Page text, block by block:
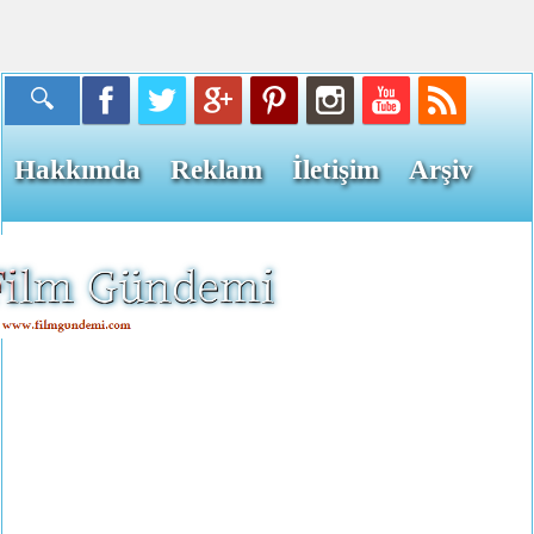
Hakkımda Reklam İletişim Arşiv